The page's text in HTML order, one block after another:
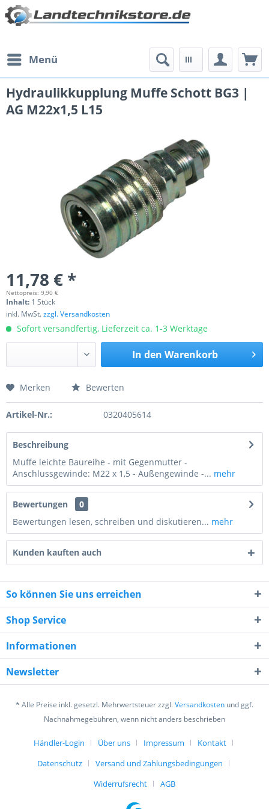
Menü
Hydraulikkupplung Muffe Schott BG3 |
AG M22x1,5 L15
11,78 € *
Nettopreis: 9,90 €
Inhalt: 1 Stück
inkl. MwSt.zzgl. Versandkosten
Sofort versandfertig, Lieferzeit ca. 1-3 Werktage
In den Warenkorb
Preis anfragen
5 * 9 = ?
Ich habe die Datenschutzerklärung
verstanden und stimme zu. *
Mit * gekennzeichnete Felder sind Pflichtfelder.
Senden
Merken Bewerten
Artikel-Nr.: 0320405614
Beschreibung
Muffe leichte Baureihe - mit Gegenmutter -
Anschlussgewinde: M22 x 1,5 - Außengewinde -... mehr
Bewertungen
0
Bewertungen lesen, schreiben und diskutieren... mehr
Kunden kauften auch
So können Sie uns erreichen
Shop Service
Informationen
Newsletter
* Alle Preise inkl. gesetzl. Mehrwertsteuer zzgl.Versandkosten und ggf.
Nachnahmegebühren, wenn nicht anders beschrieben
Händler-Login Über uns Impressum
Kontakt
Datenschutz
Versand und Zahlungsbedingungen
Widerrufsrecht
AGB